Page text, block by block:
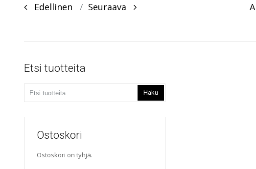
Post
Edellinen Seuraava
Etsi tuotteita
Haku
Ostoskori
Ostoskori on tyhjä.